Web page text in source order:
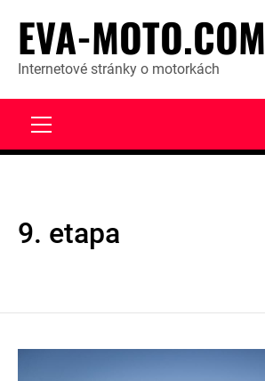
content
EVA-MOTO.COM
Internetové stránky o motorkách
9. etapa